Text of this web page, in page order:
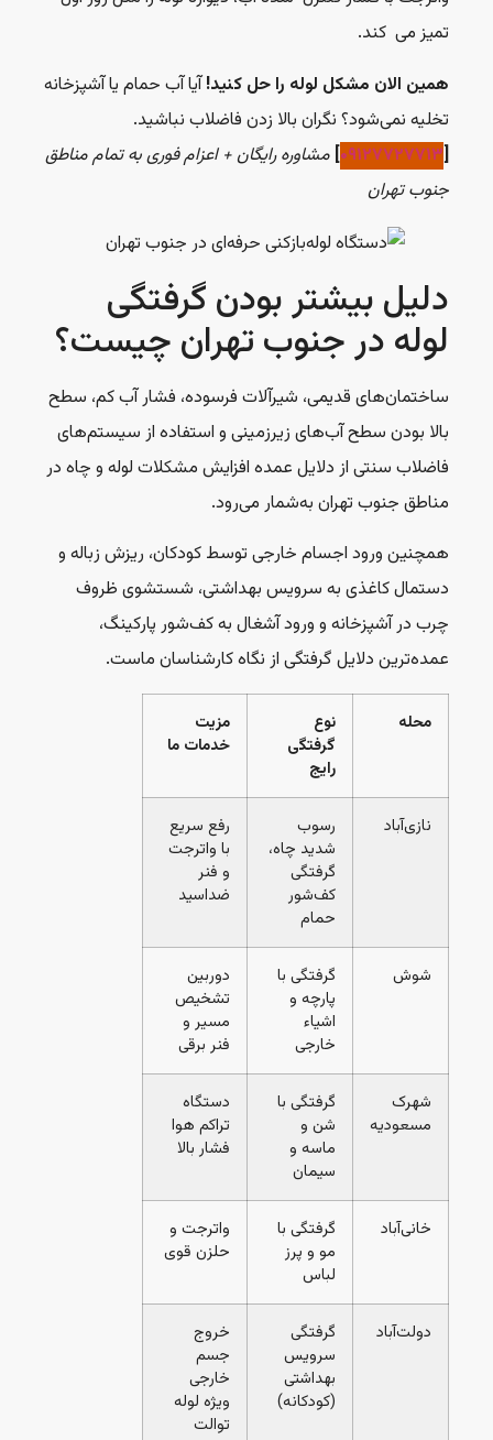
تمیز می کند.
همین الان مشکل لوله را حل کنید!آیا آب حمام یا آشپزخانه
تخلیه نمی‌شود؟ نگران بالا زدن فاضلاب نباشید.
[۰۹۱۲۷۷۲۷۷۱۳] مشاوره رایگان + اعزام فوری به تمام مناطق
جنوب تهران
دلیل بیشتر بودن گرفتگی
لوله در جنوب تهران چیست؟
ساختمان‌های قدیمی، شیرآلات فرسوده، فشار آب کم، سطح
بالا بودن سطح آب‌های زیرزمینی و استفاده از سیستم‌های
فاضلاب سنتی از دلایل عمده افزایش مشکلات لوله و چاه در
مناطق جنوب تهران به‌شمار می‌رود.
همچنین ورود اجسام خارجی توسط کودکان، ریزش زباله و
دستمال کاغذی به سرویس بهداشتی، شستشوی ظروف
چرب در آشپزخانه و ورود آشغال به کف‌شور پارکینگ،
عمده‌ترین دلایل گرفتگی از نگاه کارشناسان ماست.
محله
نوع
گرفتگی
رایج
مزیت
خدمات ما
نازی‌آباد
رسوب
شدید چاه،
گرفتگی
کف‌شور
حمام
رفع سریع
با واترجت
و فنر
ضداسید
شوش
گرفتگی با
پارچه و
اشیاء
خارجی
دوربین
تشخیص
مسیر و
فنر برقی
شهرک
مسعودیه
گرفتگی با
شن و
ماسه و
سیمان
دستگاه
تراکم هوا
فشار بالا
خانی‌آباد
گرفتگی با
مو و پرز
لباس
واترجت و
حلزن قوی
دولت‌آباد
گرفتگی
سرویس
بهداشتی
(کودکانه)
خروج
جسم
خارجی
ویژه لوله
توالت